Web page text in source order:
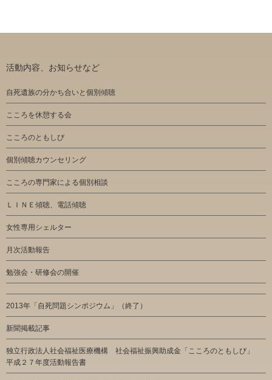
活動内容、お知らせなど
自死遺族の分かち合いと個別傾聴
こころを休憩する会
こころのともしび
個別傾聴カウンセリング
こころの専門家による個別相談
ＬＩＮＥ傾聴、電話傾聴
女性専用シェルター
月次活動報告
勉強会・研修会の開催
2013年「自死問題シンポジウム」（終了）
新聞掲載記事
独立行政法人社会福祉医療機構 社会福祉振興助成金「こころのともしび」
平成２７年度活動報告書